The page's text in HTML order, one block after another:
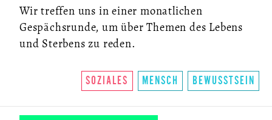
Wir treffen uns in einer monatlichen
Gespächsrunde, um über Themen des Lebens
und Sterbens zu reden.
SOZIALES MENSCH BEWUSSTSEIN